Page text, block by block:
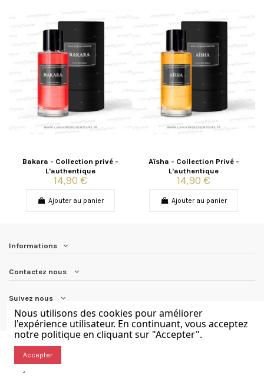
Bakara - Collection privé -
L'authentique
14,90 €
Ajouter au panier
Aïsha - Collection Privé -
L'authentique
14,90 €
Ajouter au panier
Informations
Contactez nous
Suivez nous
Parfumerie L'univers des senteurs. Boutique en ligne créer avec
Nous utilisons des cookies pour améliorer
l'expérience utilisateur. En continuant, vous acceptez
notre politique en cliquant sur "Accepter".
Accepter